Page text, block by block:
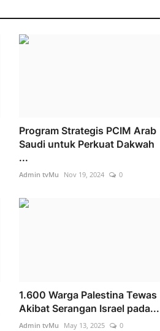
Program Strategis PCIM Arab
Saudi untuk Perkuat Dakwah
...
Admin tvMu Nov 19, 2024 0
1.600 Warga Palestina Tewas
Akibat Serangan Israel pada...
Admin tvMu May 13, 2025 0